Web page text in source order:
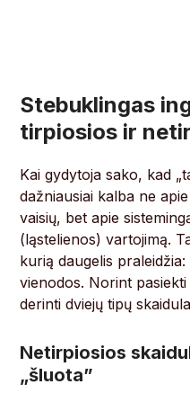
Stebuklingas
tirpiosios ir
Kai gydytoja sako, kad
dažniausiai kalba ne
vaisių, bet apie
(ląstelienos) vartojimą.
kurią daugelis
vienodos. Norint
derinti dviejų tipų
Netirpiosios
„šluota”